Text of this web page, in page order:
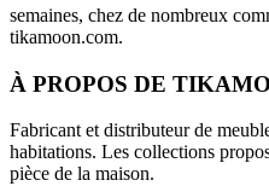
semaines, chez de nombreux
tikamoon.com.
À PROPOS DE
Fabricant et distributeur de
habitations. Les collections
pièce de la maison.